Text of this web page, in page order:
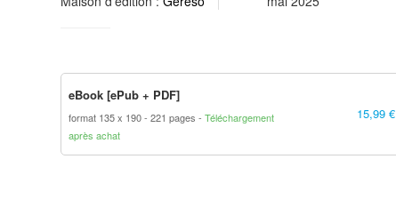
eBook [ePub + PDF]
format 135 x 190 221 pages
Téléchargement
après achat
15,99 €